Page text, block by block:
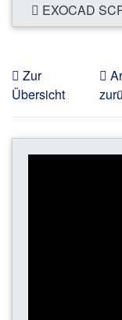
EXOCAD
Zur
Übersicht